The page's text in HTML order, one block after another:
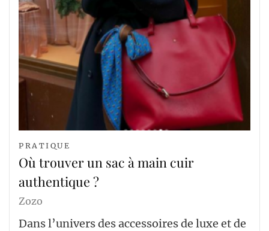
PRATIQUE
Où trouver un sac à main cuir
authentique ?
Zozo
Dans l’univers des accessoires de luxe et de